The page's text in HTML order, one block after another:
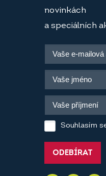
novinkách
a speciálních
Souhlasím
ODEBÍRAT